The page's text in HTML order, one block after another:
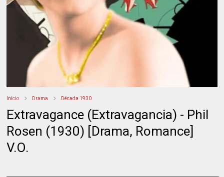
Inicio Drama Década 1930
Extravagance (Extravagancia) - Phil
Rosen (1930) [Drama, Romance]
V.O.